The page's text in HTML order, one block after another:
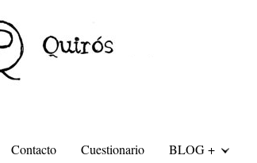
Contacto Cuestionario BLOG +